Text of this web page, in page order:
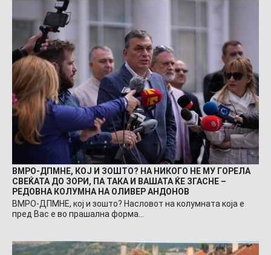
ВМРО-ДПМНЕ, КОЈ И ЗОШТО? НА НИКОГО НЕ МУ ГОРЕЛА
СВЕЌАТА ДО ЗОРИ, ПА ТАКА И ВАШАТА ЌЕ ЗГАСНЕ –
РЕДОВНА КОЛУМНА НА ОЛИВЕР АНДОНОВ
ВМРО-ДПМНЕ, кој и зошто? Насловот на колумната која е
пред Вас е во прашална форма…